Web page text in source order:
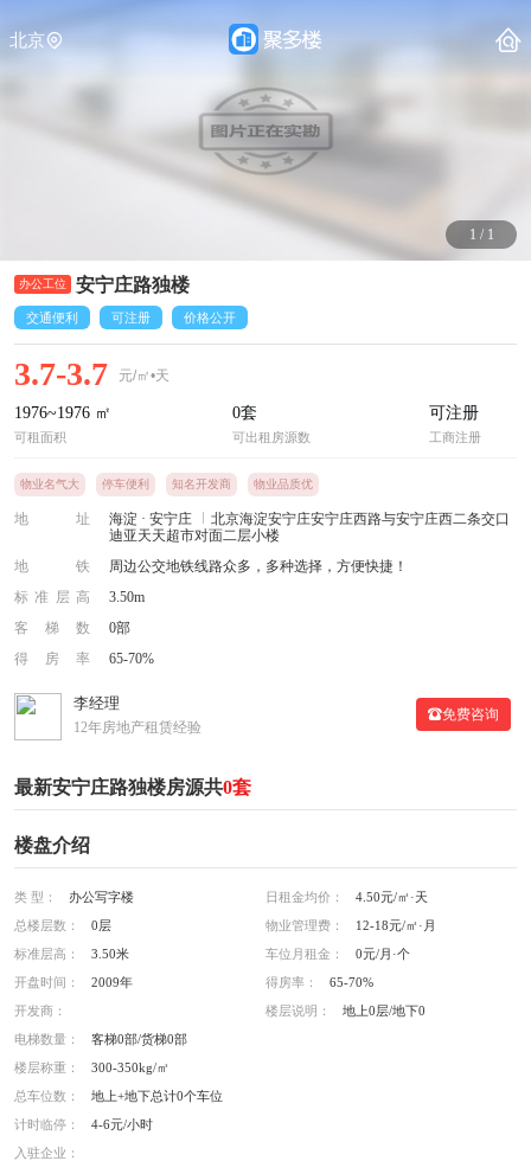
北京
1 / 1
安宁庄路独楼
交通便利 可注册 价格公开
3.7-3.7 元/㎡•天
1976~1976 ㎡
可租面积
0套
可出租房源数
可注册
工商注册
物业名气大 停车便利 知名开发商 物业品质优
地址 海淀 · 安宁庄
北京海淀安宁庄安宁庄西路与安宁庄西二条交口
迪亚天天超市对面二层小楼
地铁
周边公交地铁线路众多，多种选择，方便快捷！
标准层高
3.50m
客梯数
0部
得房率
65-70%
李经理
12年房地产租赁经验
免费咨询
最新安宁庄路独楼房源共0套
楼盘介绍
类 型： 办公写字楼 日租金均价：
4.50元/㎡·天
总楼层数：
0层 物业管理费：
12-18元/㎡·月
标准层高：
3.50米 车位月租金：
0元/月·个
开盘时间：
2009年 得房率：
65-70%
开发商：
楼层说明：
地上0层/地下0
电梯数量：
客梯0部/货梯0部
楼层称重：
300-350kg/㎡
总车位数：
地上+地下总计0个车位
计时临停：
4-6元/小时
入驻企业：